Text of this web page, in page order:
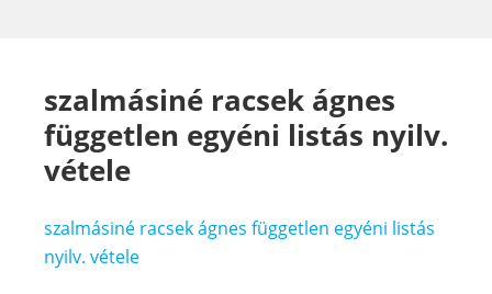
szalmásiné racsek ágnes
független egyéni listás nyilv.
vétele
szalmásiné racsek ágnes független egyéni listás
nyilv. vétele